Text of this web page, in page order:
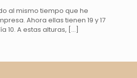
al mismo tiempo que he
Ahora ellas tienen 19 y 17
10. A estas alturas, […]